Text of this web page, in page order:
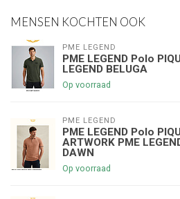
MENSEN KOCHTEN OOK
PME LEGEND
PME LEGEND Polo
LEGEND BELUGA
Op voorraad
PME LEGEND
PME LEGEND Polo
ARTWORK PME
DAWN
Op voorraad